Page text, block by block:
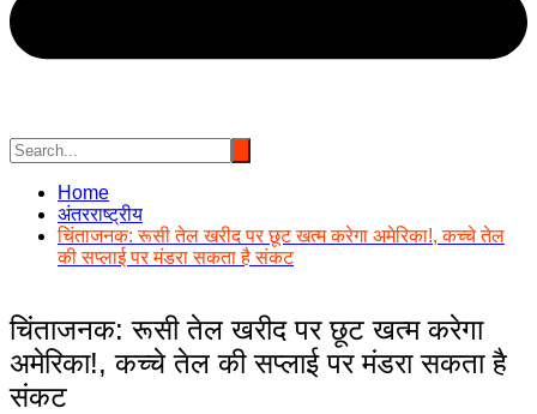
Home
अंतरराष्ट्रीय
चिंताजनक: रूसी तेल खरीद पर छूट खत्म करेगा अमेरिका!, कच्चे तेल
की सप्लाई पर मंडरा सकता है संकट
चिंताजनक: रूसी तेल खरीद पर छूट खत्म करेगा
अमेरिका!, कच्चे तेल की सप्लाई पर मंडरा सकता है
संकट